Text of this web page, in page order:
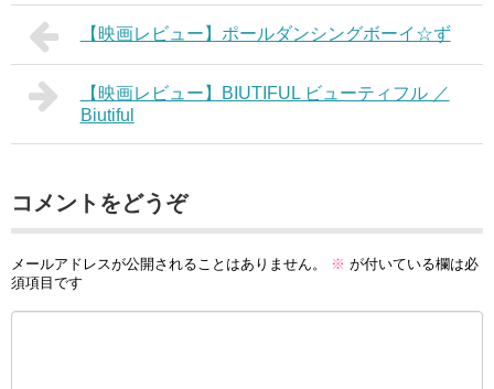
【映画レビュー】ポールダンシングボーイ☆ず
【映画レビュー】BIUTIFUL ビューティフル ／
Biutiful
コメントをどうぞ
メールアドレスが公開されることはありません。 ※ が付いている欄は必
須項目です